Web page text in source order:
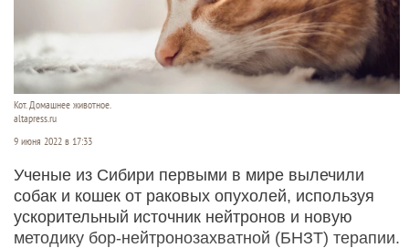
Кот. Домашнее животное.
altapress.ru
9 июня 2022 в 17:33
Ученые из Сибири первыми в мире вылечили
собак и кошек от раковых опухолей, используя
ускорительный источник нейтронов и новую
методику бор-нейтронозахватной (БНЗТ) терапии.